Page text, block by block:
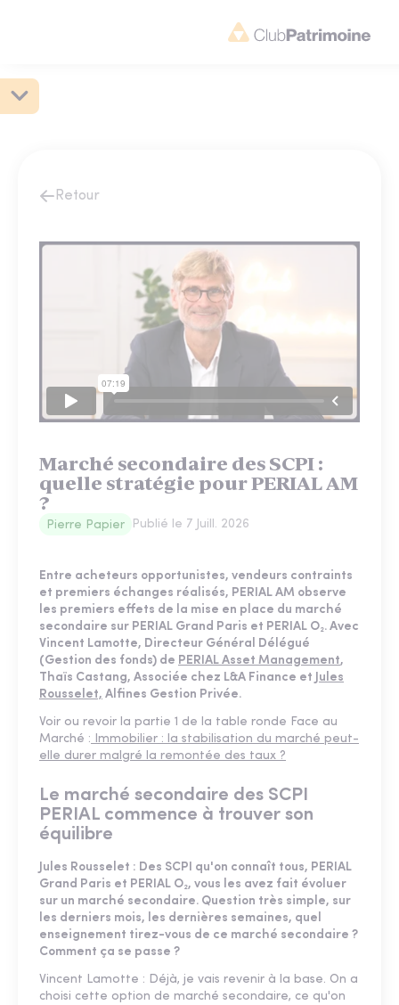
Retour
Marché secondaire des SCPI :
quelle stratégie pour PERIAL AM
?
Pierre Papier Publié le 7 Juill. 2026
Entre acheteurs opportunistes, vendeurs contraints
et premiers échanges réalisés, PERIAL AM observe
les premiers effets de la mise en place du marché
secondaire sur PERIAL Grand Paris et PERIAL O₂. Avec
Vincent Lamotte, Directeur Général Délégué
(Gestion des fonds) de PERIAL Asset Management,
Thaïs Castang, Associée chez L&A Finance et Jules
Rousselet, Alfines Gestion Privée.
Voir ou revoir la partie 1 de la table ronde Face au
Marché : Immobilier : la stabilisation du marché peut-
elle durer malgré la remontée des taux ?
Le marché secondaire des SCPI
PERIAL commence à trouver son
équilibre
Jules Rousselet : Des SCPI qu'on connaît tous, PERIAL
Grand Paris et PERIAL O₂, vous les avez fait évoluer
sur un marché secondaire. Question très simple, sur
les derniers mois, les dernières semaines, quel
enseignement tirez-vous de ce marché secondaire ?
Comment ça se passe ?
Vincent Lamotte : Déjà, je vais revenir à la base. On a
choisi cette option de marché secondaire, ce qu'on